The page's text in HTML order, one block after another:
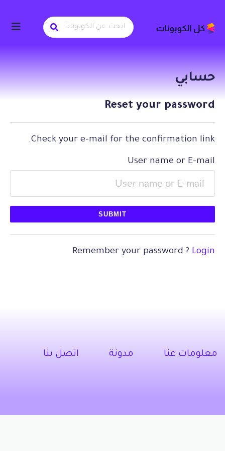
حسابي
Reset your password
Check your e-mail for the confirmation link.
User name or E-mail
Remember your password ? Login
معلومات عنا مدونة اتصل بنا